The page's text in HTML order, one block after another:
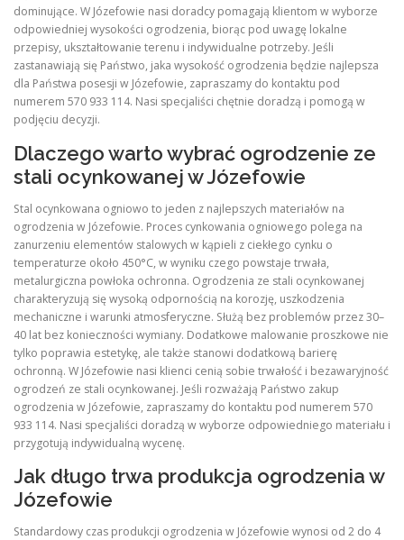
dominujące. W Józefowie nasi doradcy pomagają klientom w wyborze
odpowiedniej wysokości ogrodzenia, biorąc pod uwagę lokalne
przepisy, ukształtowanie terenu i indywidualne potrzeby. Jeśli
zastanawiają się Państwo, jaka wysokość ogrodzenia będzie najlepsza
dla Państwa posesji w Józefowie, zapraszamy do kontaktu pod
numerem 570 933 114. Nasi specjaliści chętnie doradzą i pomogą w
podjęciu decyzji.
Dlaczego warto wybrać ogrodzenie ze
stali ocynkowanej w Józefowie
Stal ocynkowana ogniowo to jeden z najlepszych materiałów na
ogrodzenia w Józefowie. Proces cynkowania ogniowego polega na
zanurzeniu elementów stalowych w kąpieli z ciekłego cynku o
temperaturze około 450°C, w wyniku czego powstaje trwała,
metalurgiczna powłoka ochronna. Ogrodzenia ze stali ocynkowanej
charakteryzują się wysoką odpornością na korozję, uszkodzenia
mechaniczne i warunki atmosferyczne. Służą bez problemów przez 30–
40 lat bez konieczności wymiany. Dodatkowe malowanie proszkowe nie
tylko poprawia estetykę, ale także stanowi dodatkową barierę
ochronną. W Józefowie nasi klienci cenią sobie trwałość i bezawaryjność
ogrodzeń ze stali ocynkowanej. Jeśli rozważają Państwo zakup
ogrodzenia w Józefowie, zapraszamy do kontaktu pod numerem 570
933 114. Nasi specjaliści doradzą w wyborze odpowiedniego materiału i
przygotują indywidualną wycenę.
Jak długo trwa produkcja ogrodzenia w
Józefowie
Standardowy czas produkcji ogrodzenia w Józefowie wynosi od 2 do 4